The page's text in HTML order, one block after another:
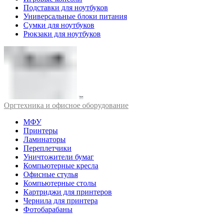
Подставки для ноутбуков
Универсальные блоки питания
Сумки для ноутбуков
Рюкзаки для ноутбуков
Оргтехника и офисное оборудование
МФУ
Принтеры
Ламинаторы
Переплетчики
Уничтожители бумаг
Компьютерные кресла
Офисные стулья
Компьютерные столы
Картриджи для принтеров
Чернила для принтера
Фотобарабаны